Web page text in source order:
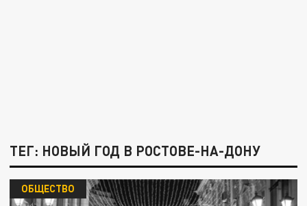
ТЕГ: НОВЫЙ ГОД В РОСТОВЕ-НА-ДОНУ
ОБЩЕСТВО